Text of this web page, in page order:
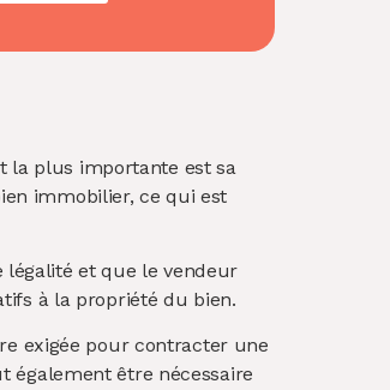
la plus importante est sa
immobilier, ce qui est
légalité et que le vendeur
à la propriété du bien.
exigée pour contracter une
également être nécessaire